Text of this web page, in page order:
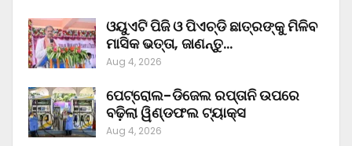
ଓୟୁଏଟି ପିଜି ଓ ପିଏଚ୍‌ଡି ଛାତ୍ରଙ୍କୁ ମିଳିବ
ମାସିକ ଭତ୍ତା, ଜାଣନ୍ତୁ…
Aug 4, 2026
ପେଟ୍ରୋଲ-ଡିଜେଲ ରପ୍ତାନି ଉପରେ
ବଢ଼ିଲା ୱିଣ୍ଡଫଲ ଟ୍ୟାକ୍ସ
Aug 4, 2026